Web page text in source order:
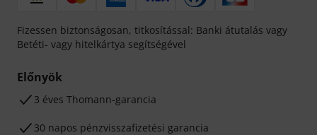
Fizessen biztonságosan, titkosítással: Banki átutalás vagy
Betéti- vagy hitelkártya segítségével
Előnyök
3 éves Thomann-garancia
30 napos pénzvisszafizetési garancia